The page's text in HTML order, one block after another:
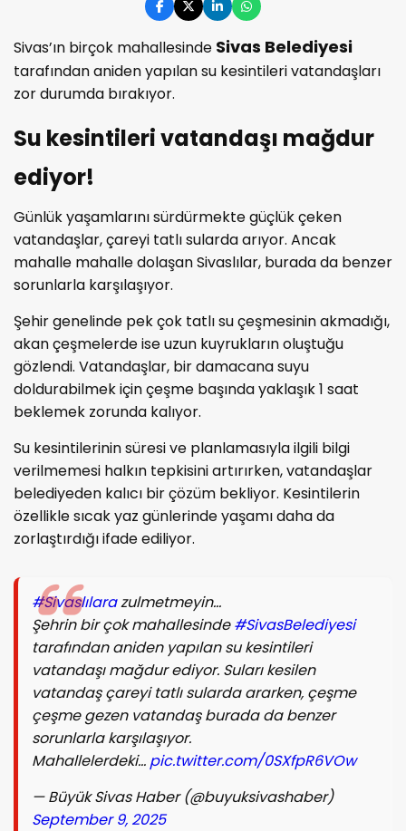
Sivas’ın birçok mahallesinde Sivas Belediyesi
tarafından aniden yapılan su kesintileri vatandaşları
zor durumda bırakıyor.
Su kesintileri vatandaşı mağdur
ediyor!
Günlük yaşamlarını sürdürmekte güçlük çeken
vatandaşlar, çareyi tatlı sularda arıyor. Ancak
mahalle mahalle dolaşan Sivaslılar, burada da benzer
sorunlarla karşılaşıyor.
Şehir genelinde pek çok tatlı su çeşmesinin akmadığı,
akan çeşmelerde ise uzun kuyrukların oluştuğu
gözlendi. Vatandaşlar, bir damacana suyu
doldurabilmek için çeşme başında yaklaşık 1 saat
beklemek zorunda kalıyor.
Su kesintilerinin süresi ve planlamasıyla ilgili bilgi
verilmemesi halkın tepkisini artırırken, vatandaşlar
belediyeden kalıcı bir çözüm bekliyor. Kesintilerin
özellikle sıcak yaz günlerinde yaşamı daha da
zorlaştırdığı ifade ediliyor.
#Sivaslılarazulmetmeyin…
Şehrin bir çok mahallesinde#SivasBelediyesi
tarafından aniden yapılan su kesintileri
vatandaşı mağdur ediyor. Suları kesilen
vatandaş çareyi tatlı sularda ararken, çeşme
çeşme gezen vatandaş burada da benzer
sorunlarla karşılaşıyor.
Mahallelerdeki… pic.twitter.com/0SXfpR6VOw
— Büyük Sivas Haber (@buyuksivashaber)
September 9, 2025